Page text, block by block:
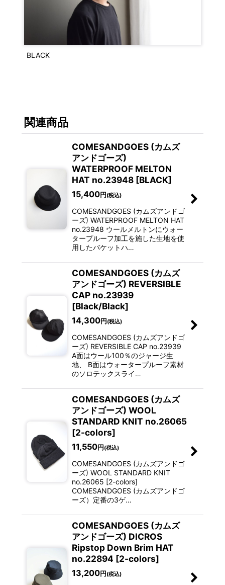
BLACK
関連商品
COMESANDGOES (カムズ
アンドゴーズ)
WATERPROOF MELTON
HAT no.23948 [BLACK]
15,400円 (税込)
COMESANDGOES (カムズアンドゴ
ーズ) WATERPROOF MELTON HAT
no.23948 ウールメルトンにウォー
タープルーフ加工を施した生地を使
用したバケットハ…
COMESANDGOES (カムズ
アンドゴーズ) REVERSIBLE
CAP no.23939
[Black/Black]
14,300円 (税込)
COMESANDGOES (カムズアンドゴ
ーズ) REVERSIBLE CAP no.23939
A面はウール100％のジャージ生
地、 B面はウォータープルーフ素材
のソロテックスライ…
COMESANDGOES (カムズ
アンドゴーズ) WOOL
STANDARD KNIT no.26065
[2-colors]
11,550円 (税込)
COMESANDGOES (カムズアンドゴ
ーズ) WOOL STANDARD KNIT
no.26065 [2-colors]
COMESANDGOES (カムズアンドゴ
ーズ）定番の3ゲ…
COMESANDGOES (カムズ
アンドゴーズ) DICROS
Ripstop Down Brim HAT
no.22894 [2-colors]
13,200円 (税込)